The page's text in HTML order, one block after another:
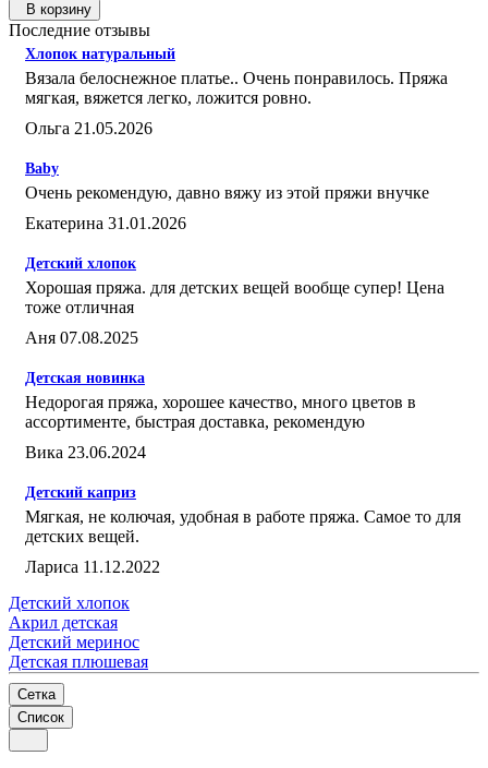
В корзину
Последние отзывы
Хлопок натуральный
Вязала белоснежное платье.. Очень понравилось. Пряжа
мягкая, вяжется легко, ложится ровно.
Ольга 21.05.2026
Baby
Очень рекомендую, давно вяжу из этой пряжи внучке
Екатерина 31.01.2026
Детский хлопок
Хорошая пряжа. для детских вещей вообще супер! Цена
тоже отличная
Аня 07.08.2025
Детская новинка
Недорогая пряжа, хорошее качество, много цветов в
ассортименте, быстрая доставка, рекомендую
Вика 23.06.2024
Детский каприз
Мягкая, не колючая, удобная в работе пряжа. Самое то для
детских вещей.
Лариса 11.12.2022
Детский хлопок
Акрил детская
Детский меринос
Детская плюшевая
Сетка
Список